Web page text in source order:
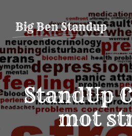
innehållet
Big Ben Standup
StandUp
mot